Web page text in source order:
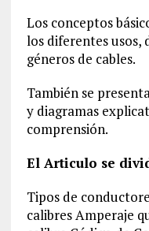
Los conceptos
los diferentes usos,
géneros de cables.
También se
y diagramas
comprensión.
El Articulo se
Tipos de
calibres Amperaje